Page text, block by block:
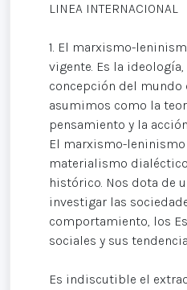
LINEA INTERNACIONAL
1. El marxismo-
vigente. Es la
concepción del mundo
asumimos como la
pensamiento y la
El marxismo-leninismo
materialismo
histórico. Nos dota de
investigar las
comportamiento, los
sociales y sus
Es indiscutible el